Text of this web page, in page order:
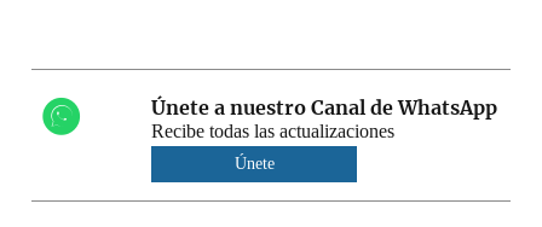
Únete a nuestro Canal de WhatsApp
Recibe todas las actualizaciones
Únete